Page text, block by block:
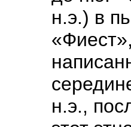
н.э.) в
н.э.,